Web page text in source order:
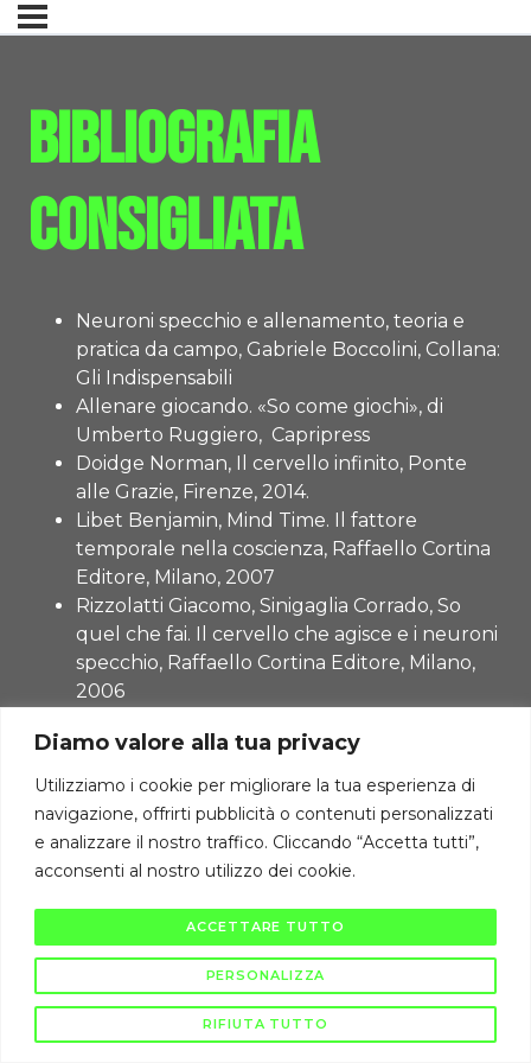
Diamo valore alla tua privacy
Utilizziamo i cookie per migliorare la tua esperienza di
navigazione, offrirti pubblicità o contenuti personalizzati
e analizzare il nostro traffico. Cliccando “Accetta tutti”,
acconsenti al nostro utilizzo dei cookie.
PERSONALIZZA
RIFIUTA TUTTO
ACCETTARE TUTTO
Bibliografia
consigliata
Neuroni specchio e allenamento, teoria e
pratica da campo, Gabriele Boccolini, Collana:
Gli Indispensabili
Allenare giocando. «So come giochi», di
Umberto Ruggiero, Capripress
Doidge Norman, Il cervello infinito, Ponte
alle Grazie, Firenze, 2014.
Libet Benjamin, Mind Time. Il fattore
temporale nella coscienza, Raffaello Cortina
Editore, Milano, 2007
Rizzolatti Giacomo, Sinigaglia Corrado, So
quel che fai. Il cervello che agisce e i neuroni
specchio, Raffaello Cortina Editore, Milano,
2006
Diritti di autore riservati Cambiodicampo ©
ai sensi di legge.